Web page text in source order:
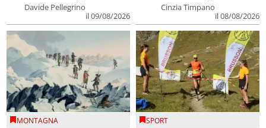
Davide Pellegrino
il 09/08/2026
Cinzia Timpano
il 08/08/2026
MONTAGNA SPORT